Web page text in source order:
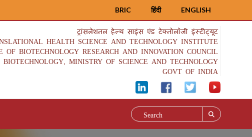
ENGLISH
हिंदी
BRIC
ट्रांसलेशनल हेल्थ साइंस एंड टेक्नोलॉजी इंस्टीट्यूट
HEALTH SCIENCE AND TECHNOLOGY INSTITUTE
OF BIOTECHNOLOGY RESEARCH AND INNOVATION COUNCIL
MINISTRY OF SCIENCE AND TECHNOLOGY
GOVT OF INDIA